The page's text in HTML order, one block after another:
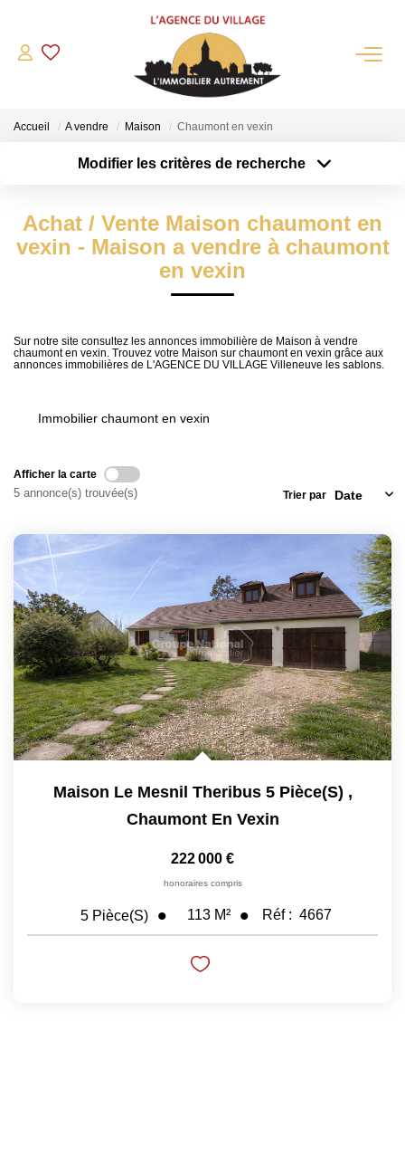
QUI SOMMES-NOUS?
L'agence
Notre Équipe
Nos Partenaires
NOS ACTUALITÉS
Maisons Anciennes
Locaux Commerciaux
Acheter
VENTES INTERACTIVES
VENDRE
LOUER / GÉRER
NOS CLIENTS
Accueil A vendre Maison Chaumont en vexin
Modifier les critères de recherche
Sélectionnez...
Type de bien
Surface min
Achat / Vente Maison chaumont en
vexin - Maison a vendre à chaumont
en vexin
Sur notre site consultez les annonces immobilière de Maison à vendre
chaumont en vexin. Trouvez votre Maison sur chaumont en vexin grâce aux
annonces immobilières de L'AGENCE DU VILLAGE Villeneuve les sablons.
Immobilier chaumont en vexin
Afficher la carte
5 annonce(s) trouvée(s) Trier par
Maison Le Mesnil Theribus 5 Pièce(s) ,
Chaumont En Vexin
222 000 €
honoraires compris
5 Pièce(s) 113 M² Réf : 4667